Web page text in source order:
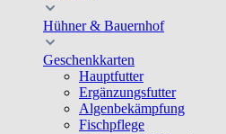
Hühner & Bauernhof
Geschenkkarten
Hauptfutter
Ergänzungsfutter
Algenbekämpfung
Fischpflege